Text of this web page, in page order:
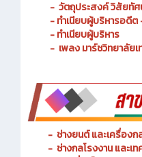
- วัตถุประสงค์ วิสัยทั
- ทำเนียบผู้บริหารอดี
- ทำเนียบผู้บริหาร
- เพลง มาร์ชวิทยาลัย
- ช่างยนต์ และเครื่องก
- ช่างกลโรงงาน และเ